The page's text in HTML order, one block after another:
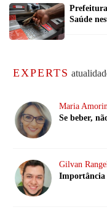
Saúde
EXPERTS
Maria
Se beber,
Gilvan
Importância